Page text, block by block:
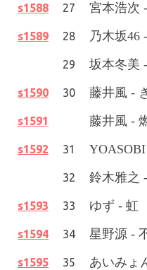
s1588 27 宮本浩次
s1589 28 乃木坂46
29 坂本冬美
s1590 30 藤井風 -
s1591 藤井風 -
s1592 31
32 鈴木雅之
s1593 33 ゆず - 虹
s1594 34 星野源 -
s1595 35 あいみょ